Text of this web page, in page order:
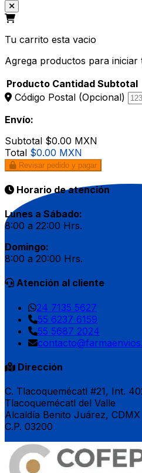
Tu carrito esta vacio
Agrega productos para iniciar
Producto Cantidad Subtotal
Código Postal (Opcional)
Envío:
Subtotal $0.00 MXN
Total $0.00 MXN
Revisar pedido y pagar
Horario de atención
Lunes a Sábado:
8:00 a 22:00 Hrs.
Domingo:
8:00 a 20:00 Hrs.
Atención al cliente
24 7135 5627
55 6237 6159
55 5687 2024
Dirección
C. Tlacoquemécatl #21, Int.
Tlacoquemécatl del Valle
Alcaldía Benito Juárez, CDMX
C.P. 03200